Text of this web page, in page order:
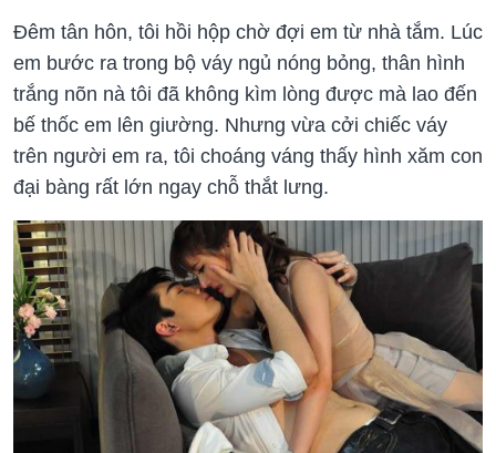
Đêm tân hôn, tôi hồi hộp chờ đợi em từ nhà tắm. Lúc
em bước ra trong bộ váy ngủ nóng bỏng, thân hình
trắng nõn nà tôi đã không kìm lòng được mà lao đến
bế thốc em lên giường. Nhưng vừa cởi chiếc váy
trên người em ra, tôi choáng váng thấy hình xăm con
đại bàng rất lớn ngay chỗ thắt lưng.